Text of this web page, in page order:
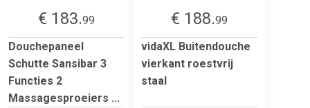
€ 183.99
Douchepaneel
Schutte Sansibar 3
Functies 2
Massagesproeiers ...
€ 188.99
vidaXL Buitendouche
vierkant roestvrij
staal